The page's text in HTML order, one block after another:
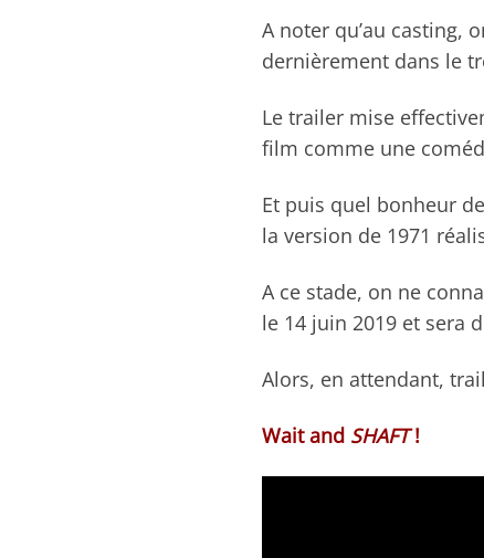
A noter qu’au casting,
dernièrement dans le
Le trailer mise
film comme une
Et puis quel bonheur
la version de 1971
A ce stade, on ne
le 14 juin 2019 et sera
Alors, en attendant,
Wait and SHAFT!